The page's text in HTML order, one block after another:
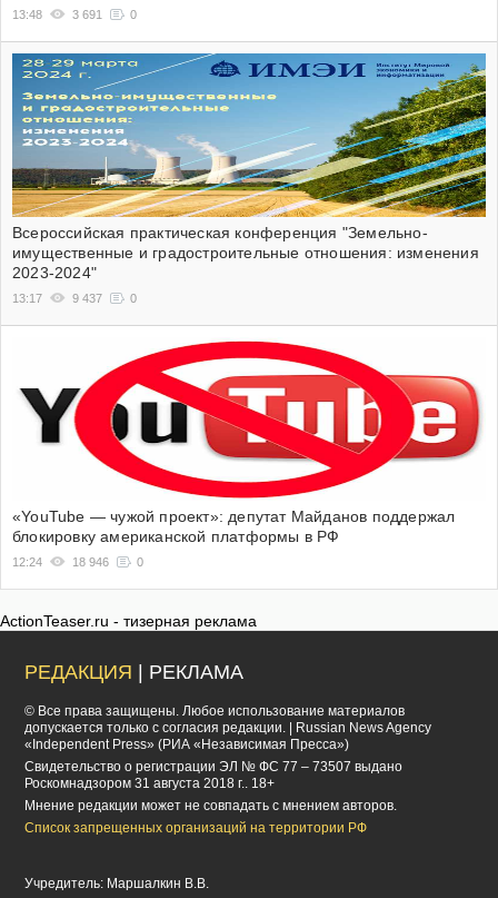
13:48 3 691 0
Всероссийская практическая конференция "Земельно-
имущественные и градостроительные отношения: изменения
2023-2024"
13:17 9 437 0
«YouTube — чужой проект»: депутат Майданов поддержал
блокировку американской платформы в РФ
12:24 18 946 0
ActionTeaser.ru - тизерная реклама
РЕДАКЦИЯ | РЕКЛАМА
© Все права защищены. Любое использование материалов
допускается только с согласия редакции. | Russian News Agency
«Independent Press» (РИА «Независимая Пресса»)
Cвидетельство о регистрации ЭЛ № ФС 77 – 73507 выдано
Роскомнадзором 31 августа 2018 г.. 18+
Мнение редакции может не совпадать с мнением авторов.
Список запрещенных организаций на территории РФ
Учредитель: Маршалкин В.В.